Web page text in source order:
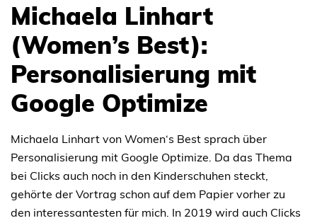
Michaela Linhart
(Women’s Best):
Personalisierung mit
Google Optimize
Michaela Linhart von Women‘s Best sprach über
Personalisierung mit Google Optimize. Da das Thema
bei Clicks auch noch in den Kinderschuhen steckt,
gehörte der Vortrag schon auf dem Papier vorher zu
den interessantesten für mich. In 2019 wird auch Clicks